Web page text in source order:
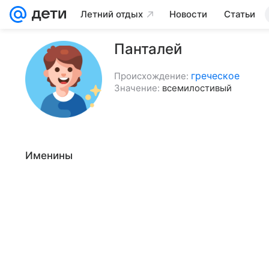
Летний отдых Новости Статьи
Панталей
Происхождение: греческое
Значение: всемилостивый
Именины